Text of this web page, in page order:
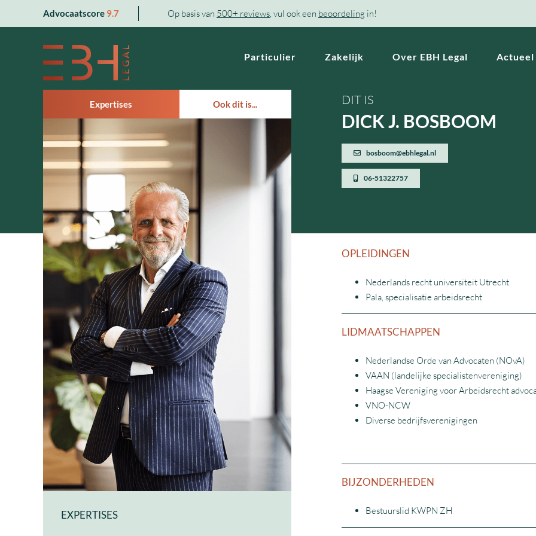
Particulier
Zakelijk Over EBH Legal Actueel
Expertises Ook dit is...
EXPERTISES
DIT IS
DICK J. BOSBOOM
bosboom@ebhlegal.nl
06-51322757
OPLEIDINGEN
Nederlands recht universiteit Utrecht
Pala, specialisatie arbeidsrecht
LIDMAATSCHAPPEN
Nederlandse Orde van Advocaten (NOvA)
VAAN (landelijke specialistenvereniging)
Haagse Vereniging voor Arbeidsrecht
VNO-NCW
Diverse bedrijfsverenigingen
BIJZONDERHEDEN
Bestuurslid KWPN ZH
Advocaatscore 9.7 Op basis van 500+ reviews, vul ook een beoordeling in!